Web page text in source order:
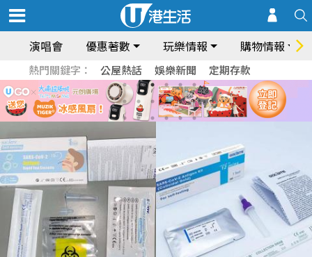
演唱會 優惠著數 玩樂情報 購物情報
熱門關鍵字： 公屋熱話 娛樂新聞 定期存款